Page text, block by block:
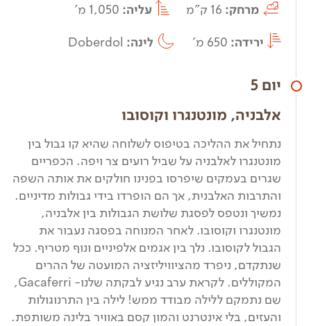
מרחק: 16 ק"מ עליה: 1,050 מ'
ירידה: 650 מ' לינה: Doberdol
יום 5
אלבניה, מונטנגרו וקוסובו
נתחיל את ההליכה בטיפוס לשלוחה שהיא קו גבול בין
מונטנגרו לאלבניה על שביל רועים צר ויפה. הכפריים
שגרים בעמקים שיפרסו בפנינו חולקים את אותה השפה
והתרבות האלבנית, אך הם הופרדו בידי גבולות מדיניים.
נמשיך ונטפס לפסגת שלושת הגבולות בין אלבניה,
מונטנגרו וקוסובו. לאחר המנוחה בפסגה נעבור את
הגבול לקוסובו. נלך בין אגמים אלפיניים ונוף מטריף. ככל
שנתקדם, ניפרד מהציוויליזציה המועטה של ההרים
המקוללים. לקראת ערב נגיע לבקתה שלנו- Gacaferri,
שם נתמקם ללילה מבודד ממש! לילה בין התרנוגולות
והעזים, בלי אינטרנט והמון קסם באוויר בלינה משותפת.